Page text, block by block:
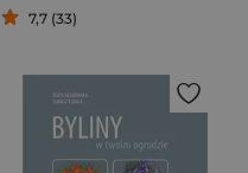
7,7 (33)